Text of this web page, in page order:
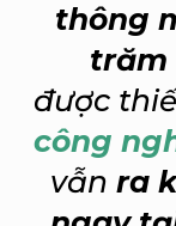
thông
trăm
được
công
vẫn ra